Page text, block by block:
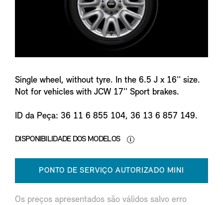
Single wheel, without tyre. In the 6.5 J x 16'' size.
Not for vehicles with JCW 17'' Sport brakes.
ID da Peça: 36 11 6 855 104, 36 13 6 857 149.
DISPONIBILIDADE DOS MODELOS
PONTO DE SERVIÇO AUTORIZADO MINI
Os preços apresentados são válidos salvo erro